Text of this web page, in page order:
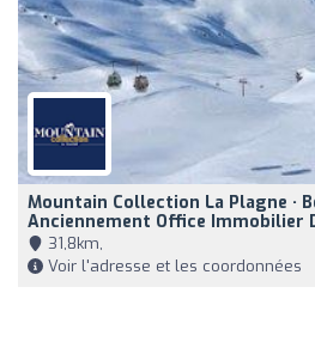
Mountain Collection La Plagne ·
Anciennement Office Immobilier
31,8km,
Voir l'adresse et les coordonnées